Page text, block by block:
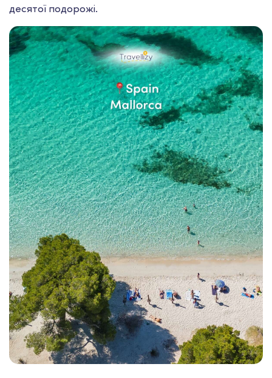
десятої подорожі.